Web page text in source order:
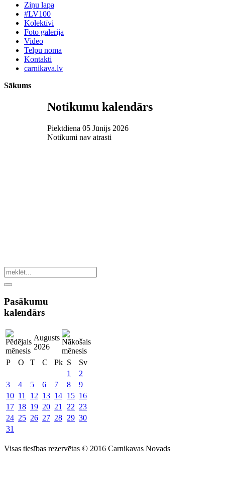
Ziņu lapa
#LV100
Kolektīvi
Foto galerija
Video
Telpu noma
Kontakti
carnikava.lv
Sākums
Notikumu kalendārs
Piektdiena 05 Jūnijs 2026
Notikumi nav atrasti
Pasākumu
kalendārs
Augusts
2026
P
O T C Pk S
Sv
1
2
3
4 5 6 7 8
9
10 11 12 13 14 15 16
17 18 19 20 21 22 23
24 25 26 27 28 29 30
31
Visas tiesības rezervētas © 2016 Carnikavas Novads